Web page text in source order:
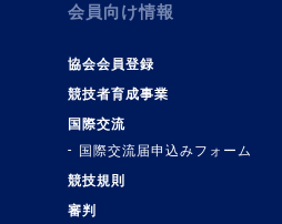
会員向け情報
協会会員登録
競技者育成事業
国際交流
国際交流届申込みフォーム
競技規則
審判